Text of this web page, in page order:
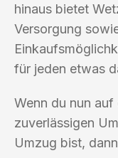
hinaus bietet
Versorgung
für jeden etwas
Wenn du nun auf
zuverlässigen
Umzug bist,